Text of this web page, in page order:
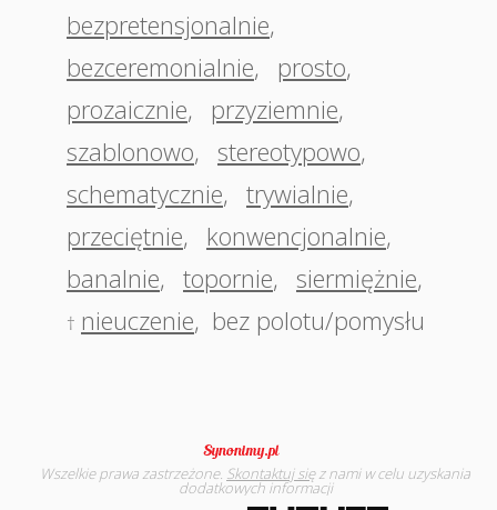
bezpretensjonalnie,
bezceremonialnie, prosto,
prozaicznie, przyziemnie,
szablonowo, stereotypowo,
schematycznie, trywialnie,
przeciętnie, konwencjonalnie,
banalnie, topornie, siermiężnie,
† nieuczenie, bez polotu/pomysłu
Wszelkie prawa zastrzeżone. Skontaktuj sięz nami w celu uzyskania
dodatkowych informacji